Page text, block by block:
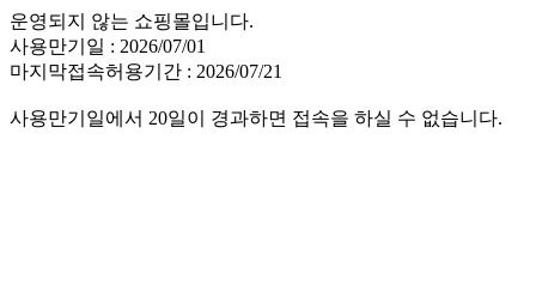
운영되지 않는 쇼핑몰입니다.
사용만기일 : 2026/07/01
마지막접속허용기간 : 2026/07/21
사용만기일에서 20일이 경과하면 접속을 하실 수 없습니다.